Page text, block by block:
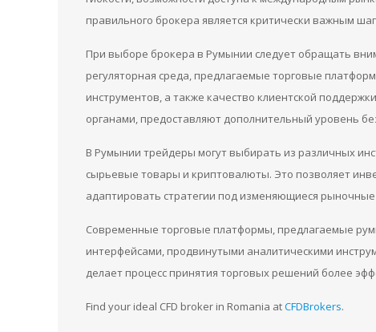
правильного брокера является критически важным
При выборе брокера в Румынии следует обращать
регуляторная среда, предлагаемые торговые
инструментов, а также качество клиентской
органами, предоставляют дополнительный уровень
В Румынии трейдеры могут выбирать из различных
сырьевые товары и криптовалюты. Это позволяет
адаптировать стратегии под изменяющиеся рыночные
Современные торговые платформы, предлагаемые
интерфейсами, продвинутыми аналитическими
делает процесс принятия торговых решений более
Find your ideal CFD broker in Romania atCFDBrokers.